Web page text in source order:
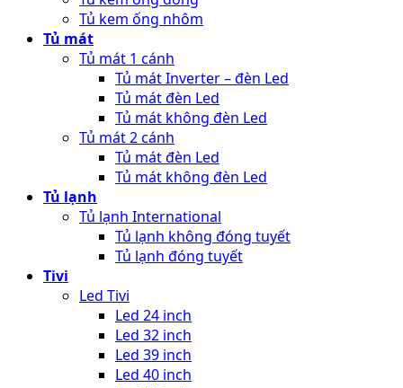
Tủ kem ống nhôm
Tủ mát
Tủ mát 1 cánh
Tủ mát Inverter – đèn Led
Tủ mát đèn Led
Tủ mát không đèn Led
Tủ mát 2 cánh
Tủ mát đèn Led
Tủ mát không đèn Led
Tủ lạnh
Tủ lạnh International
Tủ lạnh không đóng tuyết
Tủ lạnh đóng tuyết
Tivi
Led Tivi
Led 24 inch
Led 32 inch
Led 39 inch
Led 40 inch